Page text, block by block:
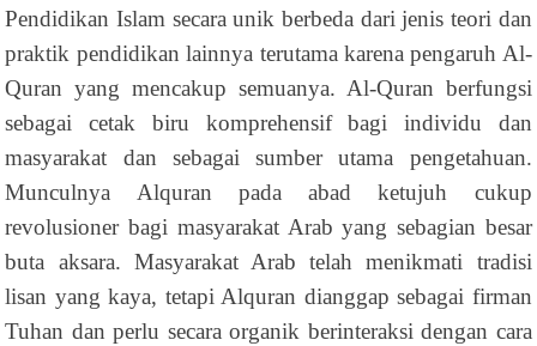
Pendidikan Islam secara unik berbeda dari jenis teori dan
praktik pendidikan lainnya terutama karena pengaruh Al-
Quran yang mencakup semuanya. Al-Quran berfungsi
sebagai cetak biru komprehensif bagi individu dan
masyarakat dan sebagai sumber utama pengetahuan.
Munculnya Alquran pada abad ketujuh cukup
revolusioner bagi masyarakat Arab yang sebagian besar
buta aksara. Masyarakat Arab telah menikmati tradisi
lisan yang kaya, tetapi Alquran dianggap sebagai firman
Tuhan dan perlu secara organik berinteraksi dengan cara